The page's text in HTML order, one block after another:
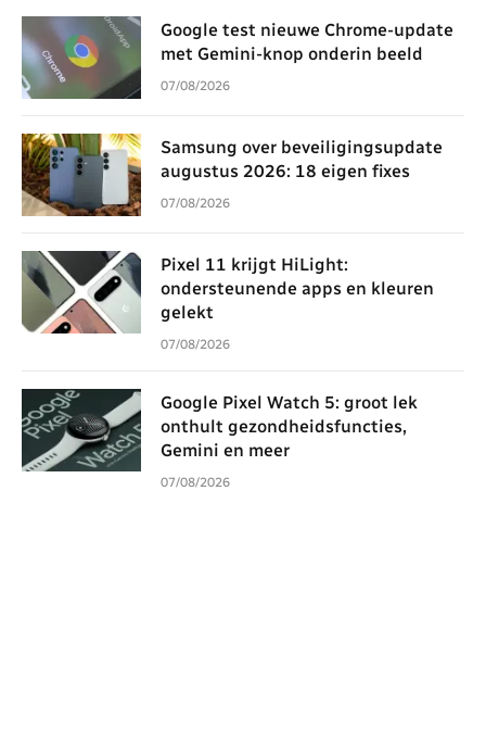
Google test nieuwe Chrome-update
met Gemini-knop onderin beeld
07/08/2026
Samsung over beveiligingsupdate
augustus 2026: 18 eigen fixes
07/08/2026
Pixel 11 krijgt HiLight:
ondersteunende apps en kleuren
gelekt
07/08/2026
Google Pixel Watch 5: groot lek
onthult gezondheidsfuncties,
Gemini en meer
07/08/2026